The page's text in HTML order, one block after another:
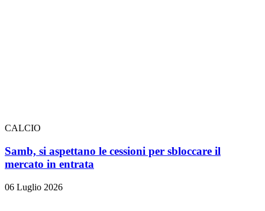
CALCIO
Samb, si aspettano le cessioni per sbloccare il
mercato in entrata
06 Luglio 2026